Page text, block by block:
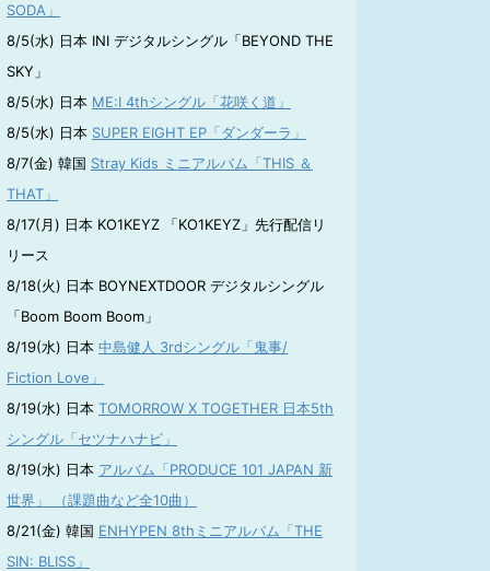
SODA」
8/5(水) 日本 INI デジタルシングル「BEYOND THE
SKY」
8/5(水) 日本 ME:I 4thシングル「花咲く道」
8/5(水) 日本 SUPER EIGHT EP「ダンダーラ」
8/7(金) 韓国 Stray Kids ミニアルバム「THIS ＆
THAT」
8/17(月) 日本 KO1KEYZ 「KO1KEYZ」先行配信リ
リース
8/18(火) 日本 BOYNEXTDOOR デジタルシングル
「Boom Boom Boom」
8/19(水) 日本 中島健人 3rdシングル「鬼事/
Fiction Love」
8/19(水) 日本 TOMORROW X TOGETHER 日本5th
シングル「セツナハナビ」
8/19(水) 日本 アルバム「PRODUCE 101 JAPAN 新
世界」 （課題曲など全10曲）
8/21(金) 韓国 ENHYPEN 8thミニアルバム「THE
SIN: BLISS」